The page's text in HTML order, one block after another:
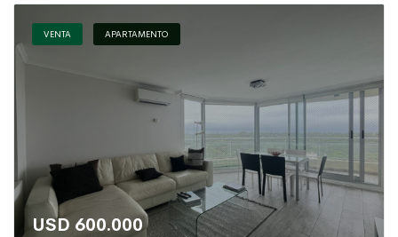
VENTA APARTAMENTO
USD 600.000